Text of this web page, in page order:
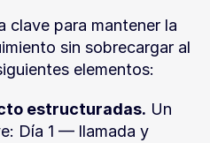
clave para mantener la
sin sobrecargar al
elementos:
estructuradas. Un
Día 1 — llamada y